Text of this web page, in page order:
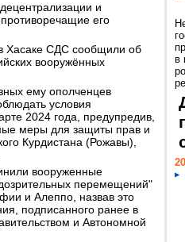
и
его
Хасаке СДС сообщили об
вооружённых
ему ополченцев
условия
2024 года, предупредив,
меры для защиты прав и
Курдистана (Рожавы),
вооруженные
перемещений"
и Алеппо, назвав это
подписанного ранее в
и Автономной
в